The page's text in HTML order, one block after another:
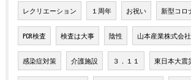
レクリエーション １周年 お祝い 新型コロ
PCR検査 検査は大事 陰性 山本産業株式会社
感染症対策 介護施設 ３．１１ 東日本大震